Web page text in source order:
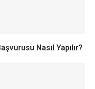
Nasıl Yapılır?